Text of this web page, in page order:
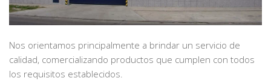
Nos orientamos principalmente a brindar un servicio de
calidad, comercializando productos que cumplen con todos
los requisitos establecidos.